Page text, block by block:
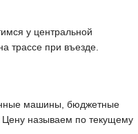
у центральной
трассе при въезде.
машины, бюджетные
Цену называем по текущему